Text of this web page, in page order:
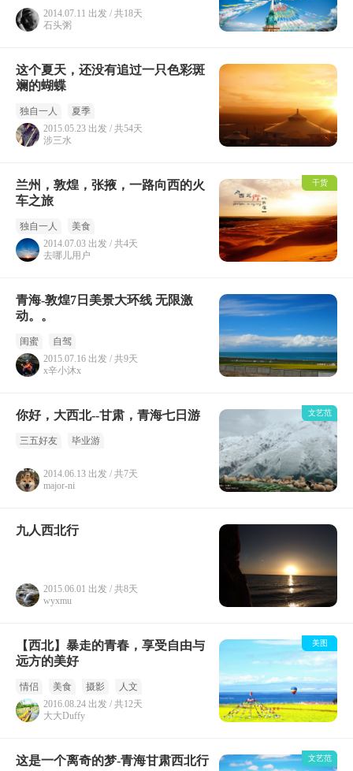
2014.07.11 出发 / 共18天
石头粥
这个夏天，还没有追过一只色彩斑
斓的蝴蝶
独自一人
夏季
2015.05.23 出发 / 共54天
涉三水
兰州，敦煌，张掖，一路向西的火
车之旅
独自一人
美食
2014.07.03 出发 / 共4天
去哪儿用户
干货
青海-敦煌7日美景大环线 无限激
动。。
闺蜜
自驾
2015.07.16 出发 / 共9天
x辛小沐x
你好，大西北--甘肃，青海七日游
三五好友 毕业游
2014.06.13 出发 / 共7天
major-ni
文艺范
九人西北行
2015.06.01 出发 / 共8天
wyxmu
【西北】暴走的青春，享受自由与
远方的美好
情侣 美食 摄影
人文
2016.08.24 出发 / 共12天
大大Duffy
美图
这是一个离奇的梦-青海甘肃西北行 文艺范